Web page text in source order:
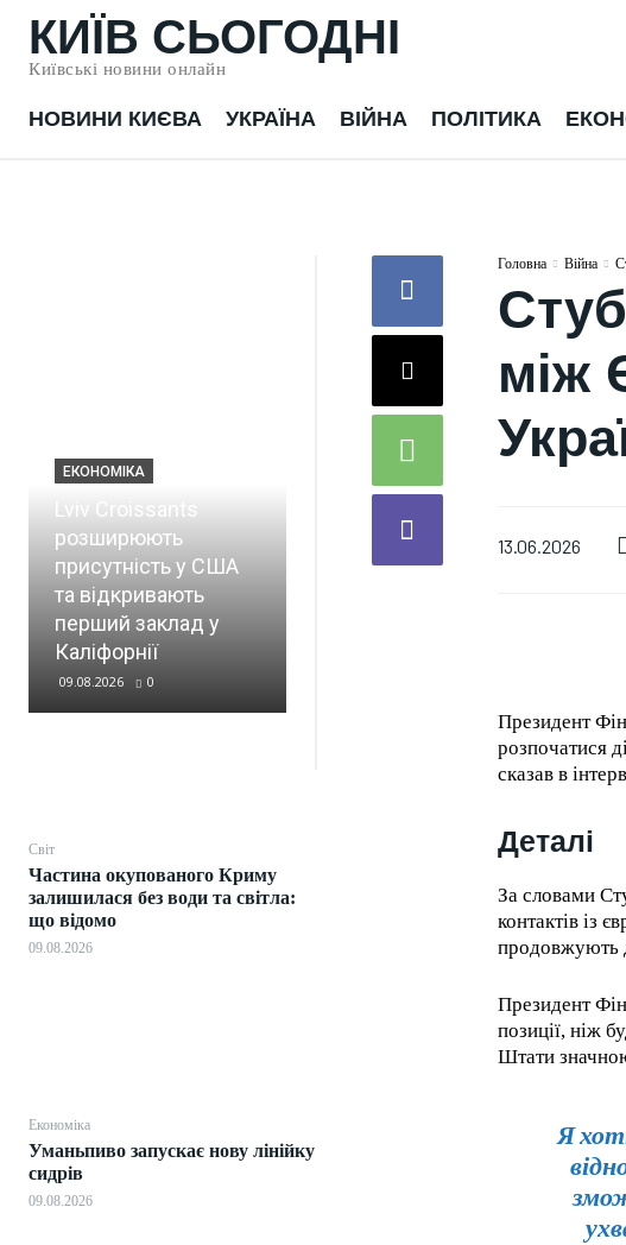
КИЇВ СЬОГОДНІ
Київські новини онлайн
НОВИНИ КИЄВА УКРАЇНА ВІЙНА ПОЛІТИКА
ЕКОНОМІКА
Lviv Croissants
розширюють
присутність у США
та відкривають
перший заклад у
Каліфорнії
09.08.2026 0
Запорізька АЕС двічі
Світ
Частина окупованого Криму
залишилася без води та світла:
що відомо
09.08.2026
Економіка
Уманьпиво запускає нову лінійку
сидрів
09.08.2026
Головна Війна
між
13.06.2026
Президент
розпочатися
сказав в
Деталі
За словами
контактів із
продовжують
Президент
позиції, ніж
Штати
Я